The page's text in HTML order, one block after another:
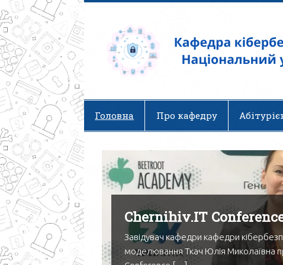
Головна Про кафедру
Chernihiv.IT
Завідувач кафедри кафедри
моделювання Ткач Юлія Миколаївна